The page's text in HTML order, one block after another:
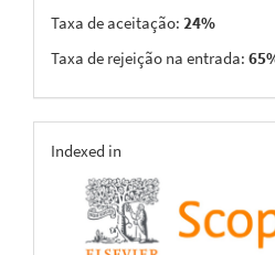
Taxa de aceitação: 24%
Taxa de rejeição na entrada:
indexing
Indexed in